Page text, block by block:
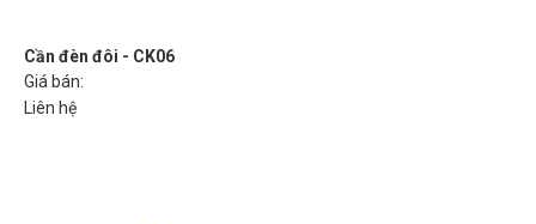
Cần đèn đôi - CK06
Giá bán:
Liên hệ